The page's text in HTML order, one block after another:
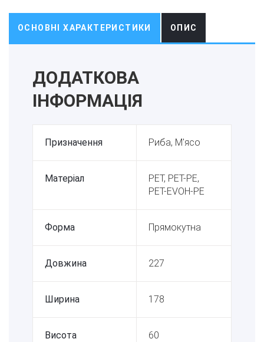
ОСНОВНІ ХАРАКТЕРИСТИКИ ОПИС
ДОДАТКОВА
ІНФОРМАЦІЯ
Призначення Риба, М'ясо
Матеріал
PET, PET-PE,
PET-EVOH-PE
Форма Прямокутна
Довжина 227
Ширина 178
Висота 60